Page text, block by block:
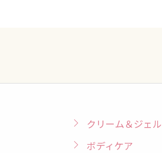
クリーム＆ジェル
ボディケア